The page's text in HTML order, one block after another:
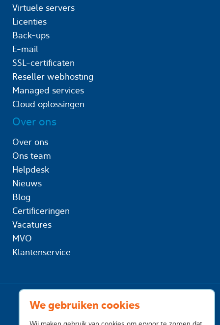
We gebruiken cookies
Virtuele servers
Licenties
Back-ups
E-mail
SSL-certificaten
Reseller webhosting
Managed services
Cloud oplossingen
Over ons
Over ons
Ons team
Helpdesk
Nieuws
Blog
Certificeringen
Vacatures
MVO
Klantenservice